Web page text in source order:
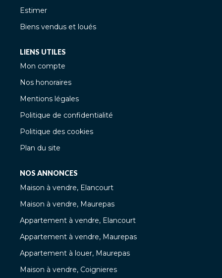
Estimer
Biens vendus et loués
LIENS UTILES
Mon compte
Nos honoraires
Mentions légales
Politique de confidentialité
Politique des cookies
Plan du site
NOS ANNONCES
Maison à vendre, Elancourt
Maison à vendre, Maurepas
Appartement à vendre, Elancourt
Appartement à vendre, Maurepas
Appartement à louer, Maurepas
Maison à vendre, Coignieres